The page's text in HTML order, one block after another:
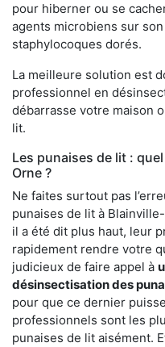
pour hiberner ou se
agents microbiens sur
staphylocoques dorés.
La meilleure solution est
professionnel en
débarrasse votre maison
lit.
Les punaises de lit :
Orne ?
Ne faites surtout pas
punaises de lit à
il a été dit plus haut, leur
rapidement rendre votre
judicieux de faire appel à
désinsectisation des
pour que ce dernier
professionnels sont les
punaises de lit aisément.